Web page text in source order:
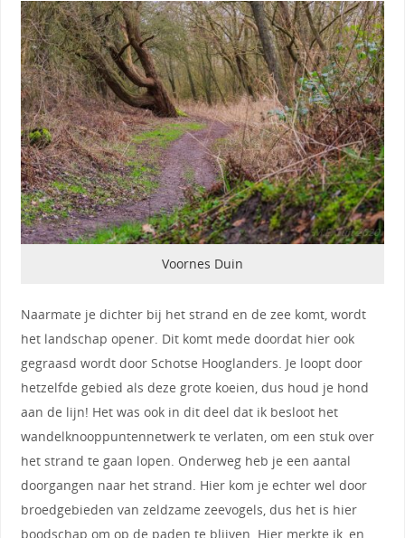
Voornes Duin
Naarmate je dichter bij het strand en de zee komt, wordt
het landschap opener. Dit komt mede doordat hier ook
gegraasd wordt door Schotse Hooglanders. Je loopt door
hetzelfde gebied als deze grote koeien, dus houd je hond
aan de lijn! Het was ook in dit deel dat ik besloot het
wandelknooppuntennetwerk te verlaten, om een stuk over
het strand te gaan lopen. Onderweg heb je een aantal
doorgangen naar het strand. Hier kom je echter wel door
broedgebieden van zeldzame zeevogels, dus het is hier
boodschap om op de paden te blijven. Hier merkte ik, en